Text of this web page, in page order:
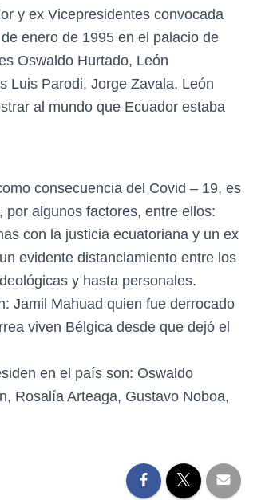
y ex Vicepresidentes convocada
enero de 1995 en el palacio de
Oswaldo Hurtado, León
Luis Parodi, Jorge Zavala, León
al mundo que Ecuador estaba
consecuencia del Covid – 19, es
algunos factores, entre ellos:
con la justicia ecuatoriana y un ex
evidente distanciamiento entre los
y hasta personales.
Jamil Mahuad quien fue derrocado
viven Bélgica desde que dejó el
en el país son: Oswaldo
Rosalía Arteaga, Gustavo Noboa,